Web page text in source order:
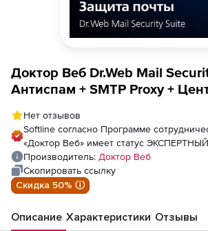
Доктор Веб Dr.Web Mail
Антиспам + SMTP Proxy +
Нет отзывов
Softline согласно Программе
«Доктор Веб» имеет статус ЭКСПЕРТНЫЙ
Производитель: Доктор Веб
Скопировать ссылку
Скидка 50% ⓘ
Описание Характеристики Отзывы